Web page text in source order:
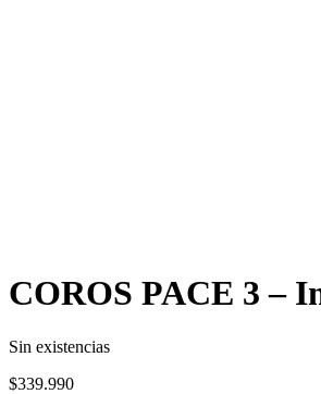
COROS PACE 3 –
Sin existencias
$339.990